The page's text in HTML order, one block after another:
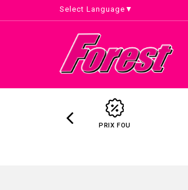
Select Language ▼
PRIX FOU